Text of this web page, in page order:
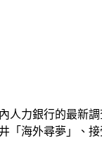
力銀行的最新
海外尋夢」、